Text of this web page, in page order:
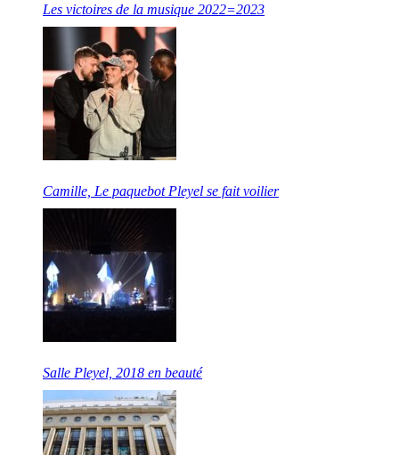
Les victoires de la musique 2022=2023
Camille, Le paquebot Pleyel se fait voilier
Salle Pleyel, 2018 en beauté